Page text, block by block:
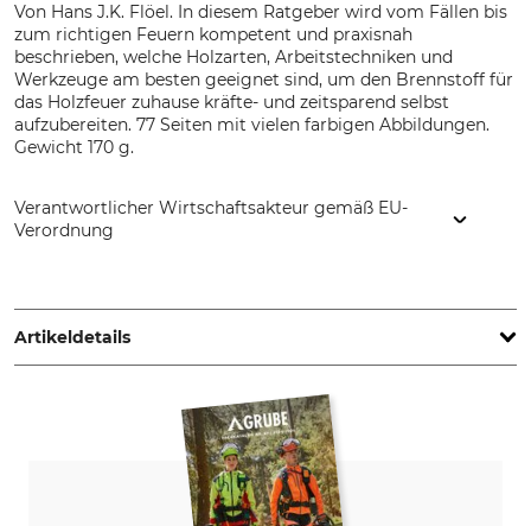
Von Hans J.K. Flöel. In diesem Ratgeber wird vom Fällen bis
zum richtigen Feuern kompetent und praxisnah
beschrieben, welche Holzarten, Arbeitstechniken und
Werkzeuge am besten geeignet sind, um den Brennstoff für
das Holzfeuer zuhause kräfte- und zeitsparend selbst
aufzubereiten. 77 Seiten mit vielen farbigen Abbildungen.
Gewicht 170 g.
Verantwortlicher Wirtschaftsakteur gemäß EU-
Verordnung
Germany, www.oekobuch.de
Artikeldetails
Seitenanzahl
80
Einband
Taschenbuch